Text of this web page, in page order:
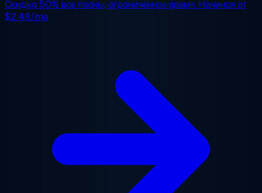
Скидка 50% все планы, ограниченное время. Начиная от
$2.48/mo